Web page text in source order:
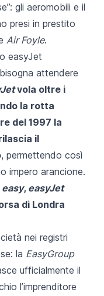
gli aeromobili e il
presi in prestito
Air Foyle.
attendere
vola oltre i
la rotta
del 1997 la
il
, permettendo così
impero arancione.
easy, easyJet
di Londra
nei registri
la EasyGroup
ufficialmente il
l’imprenditore